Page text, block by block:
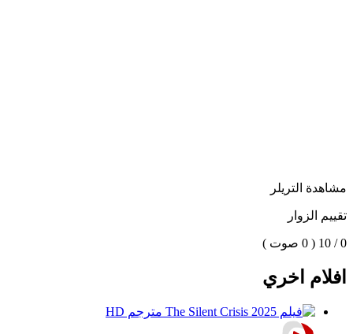
مشاهدة التريلر
تقييم الزوار
0 / 10 ( 0 صوت )
افلام اخري